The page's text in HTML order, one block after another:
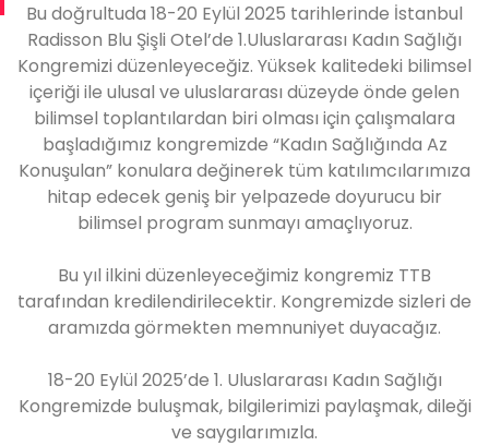
Bu doğrultuda 18-20 Eylül 2025 tarihlerinde İstanbul
Radisson Blu Şişli Otel’de 1.Uluslararası Kadın Sağlığı
Kongremizi düzenleyeceğiz. Yüksek kalitedeki bilimsel
içeriği ile ulusal ve uluslararası düzeyde önde gelen
bilimsel toplantılardan biri olması için çalışmalara
başladığımız kongremizde “Kadın Sağlığında Az
Konuşulan” konulara değinerek tüm katılımcılarımıza
hitap edecek geniş bir yelpazede doyurucu bir
bilimsel program sunmayı amaçlıyoruz.
Bu yıl ilkini düzenleyeceğimiz kongremiz TTB
tarafından kredilendirilecektir. Kongremizde sizleri de
aramızda görmekten memnuniyet duyacağız.
18-20 Eylül 2025’de 1. Uluslararası Kadın Sağlığı
Kongremizde buluşmak, bilgilerimizi paylaşmak, dileği
ve saygılarımızla.